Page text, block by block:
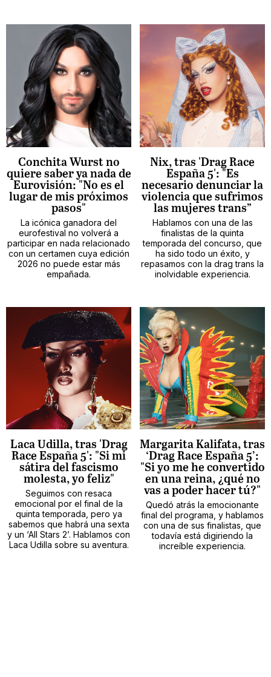
Conchita Wurst no
quiere saber ya nada de
Eurovisión: "No es el
lugar de mis próximos
pasos"
La icónica ganadora del
eurofestival no volverá a
participar en nada relacionado
con un certamen cuya edición
2026 no puede estar más
empañada.
Nix, tras 'Drag Race
España 5': "Es
necesario denunciar la
violencia que sufrimos
las mujeres trans”
Hablamos con una de las
finalistas de la quinta
temporada del concurso, que
ha sido todo un éxito, y
repasamos con la drag trans la
inolvidable experiencia.
Laca Udilla, tras 'Drag
Race España 5': "Si mi
sátira del fascismo
molesta, yo feliz"
Seguimos con resaca
emocional por el final de la
quinta temporada, pero ya
sabemos que habrá una sexta
y un ‘All Stars 2’. Hablamos con
Laca Udilla sobre su aventura.
Margarita Kalifata, tras
‘Drag Race España 5’:
"Si yo me he convertido
en una reina, ¿qué no
vas a poder hacer tú?"
Quedó atrás la emocionante
final del programa, y hablamos
con una de sus finalistas, que
todavía está digiriendo la
increíble experiencia.